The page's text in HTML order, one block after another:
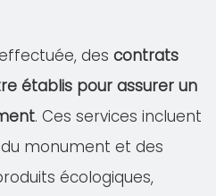
des contrats
établis pour assurer un
. Ces services incluent
monument et des
écologiques,